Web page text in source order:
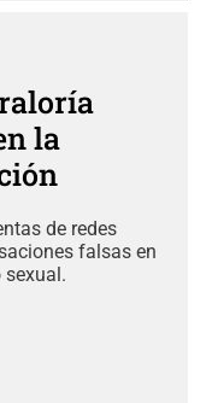
la
de redes
falsas en
sexual.